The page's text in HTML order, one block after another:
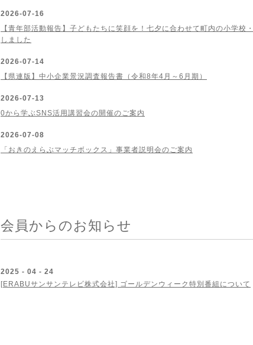
2026-07-16
【青年部活動報告】子どもたちに笑顔を！七夕に合わせて町内の小学校
しました
2026-07-14
【県連版】中小企業景況調査報告書（令和8年4月～6月期）
2026-07-13
0から学ぶSNS活用講習会の開催のご案内
2026-07-08
「おきのえらぶマッチボックス」事業者説明会のご案内
会員からのお知らせ
2025 - 04 - 24
[ERABUサンサンテレビ株式会社] ゴールデンウィーク特別番組について